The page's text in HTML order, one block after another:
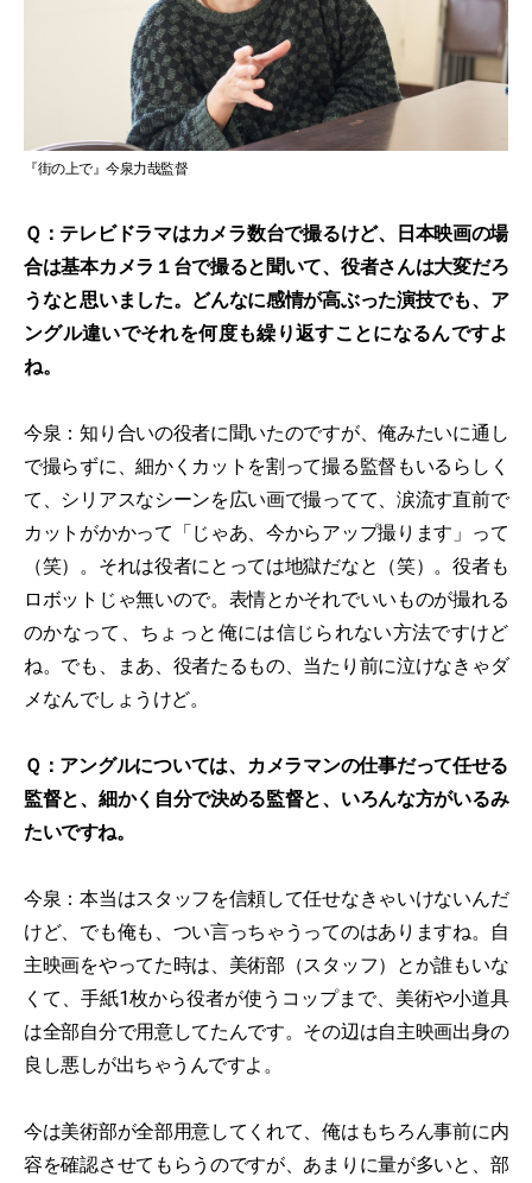
『街の上で』今泉力哉監督
Ｑ：テレビドラマはカメラ数台で撮るけど、日本映画の場
合は基本カメラ１台で撮ると聞いて、役者さんは大変だろ
うなと思いました。どんなに感情が高ぶった演技でも、ア
ングル違いでそれを何度も繰り返すことになるんですよ
ね。
今泉：知り合いの役者に聞いたのですが、俺みたいに通し
で撮らずに、細かくカットを割って撮る監督もいるらしく
て、シリアスなシーンを広い画で撮ってて、涙流す直前で
カットがかかって「じゃあ、今からアップ撮ります」って
（笑）。それは役者にとっては地獄だなと（笑）。役者も
ロボットじゃ無いので。表情とかそれでいいものが撮れる
のかなって、ちょっと俺には信じられない方法ですけど
ね。でも、まあ、役者たるもの、当たり前に泣けなきゃダ
メなんでしょうけど。
Ｑ：アングルについては、カメラマンの仕事だって任せる
監督と、細かく自分で決める監督と、いろんな方がいるみ
たいですね。
今泉：本当はスタッフを信頼して任せなきゃいけないんだ
けど、でも俺も、つい言っちゃうってのはありますね。自
主映画をやってた時は、美術部（スタッフ）とか誰もいな
くて、手紙1枚から役者が使うコップまで、美術や小道具
は全部自分で用意してたんです。その辺は自主映画出身の
良し悪しが出ちゃうんですよ。
今は美術部が全部用意してくれて、俺はもちろん事前に内
容を確認させてもらうのですが、あまりに量が多いと、部